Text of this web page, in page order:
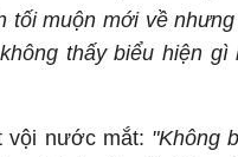
tối muộn mới về
thấy biểu hiện gì
vội nước mắt: "Không